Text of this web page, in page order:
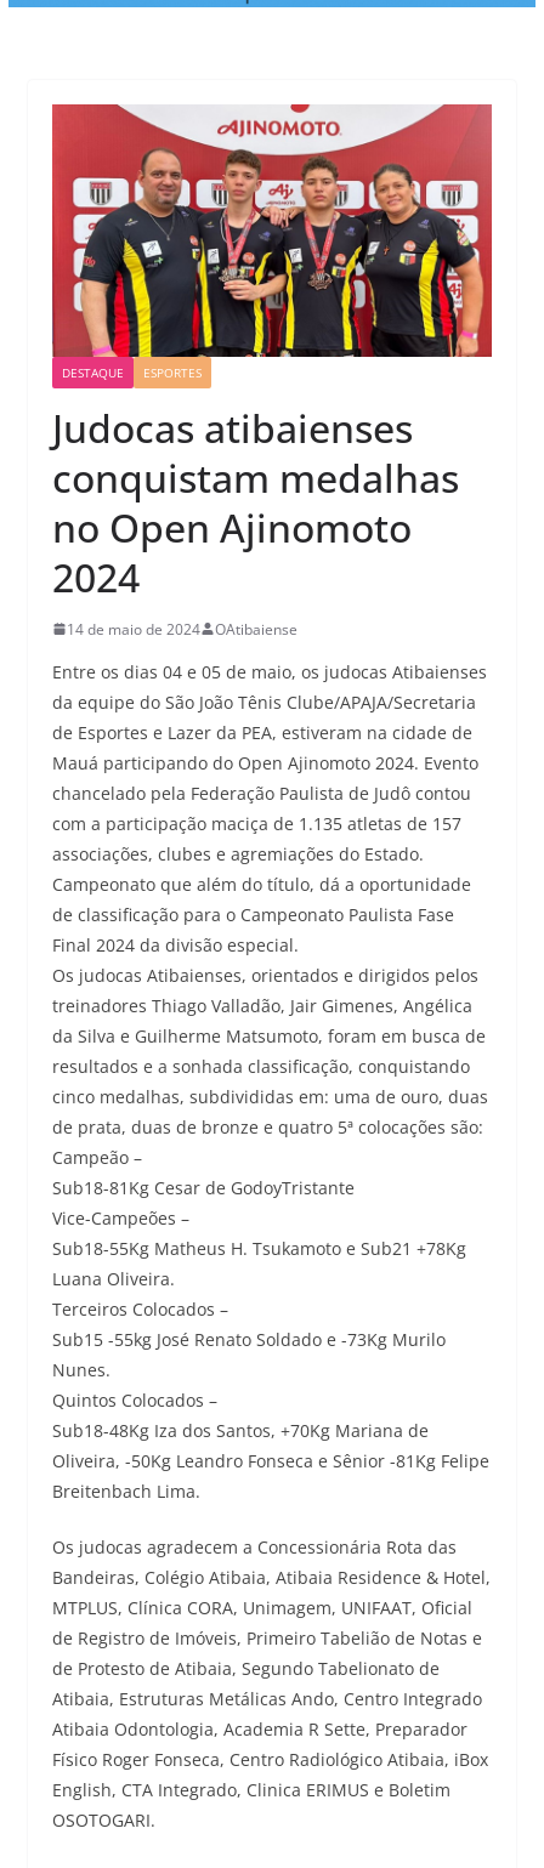
DESTAQUE ESPORTES
Judocas atibaienses
conquistam medalhas
no Open Ajinomoto
2024
14 de maio de 2024 OAtibaiense
Entre os dias 04 e 05 de maio, os judocas Atibaienses
da equipe do São João Tênis Clube/APAJA/Secretaria
de Esportes e Lazer da PEA, estiveram na cidade de
Mauá participando do Open Ajinomoto 2024. Evento
chancelado pela Federação Paulista de Judô contou
com a participação maciça de 1.135 atletas de 157
associações, clubes e agremiações do Estado.
Campeonato que além do título, dá a oportunidade
de classificação para o Campeonato Paulista Fase
Final 2024 da divisão especial.
Os judocas Atibaienses, orientados e dirigidos pelos
treinadores Thiago Valladão, Jair Gimenes, Angélica
da Silva e Guilherme Matsumoto, foram em busca de
resultados e a sonhada classificação, conquistando
cinco medalhas, subdivididas em: uma de ouro, duas
de prata, duas de bronze e quatro 5ª colocações são:
Campeão –
Sub18-81Kg Cesar de GodoyTristante
Vice-Campeões –
Sub18-55Kg Matheus H. Tsukamoto e Sub21 +78Kg
Luana Oliveira.
Terceiros Colocados –
Sub15 -55kg José Renato Soldado e -73Kg Murilo
Nunes.
Quintos Colocados –
Sub18-48Kg Iza dos Santos, +70Kg Mariana de
Oliveira, -50Kg Leandro Fonseca e Sênior -81Kg Felipe
Breitenbach Lima.
Os judocas agradecem a Concessionária Rota das
Bandeiras, Colégio Atibaia, Atibaia Residence & Hotel,
MTPLUS, Clínica CORA, Unimagem, UNIFAAT, Oficial
de Registro de Imóveis, Primeiro Tabelião de Notas e
de Protesto de Atibaia, Segundo Tabelionato de
Atibaia, Estruturas Metálicas Ando, Centro Integrado
Atibaia Odontologia, Academia R Sette, Preparador
Físico Roger Fonseca, Centro Radiológico Atibaia, iBox
English, CTA Integrado, Clinica ERIMUS e Boletim
OSOTOGARI.